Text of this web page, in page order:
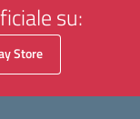
su:
Store